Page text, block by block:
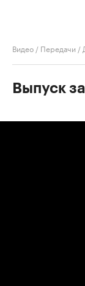
Видео / Передачи /
Выпуск